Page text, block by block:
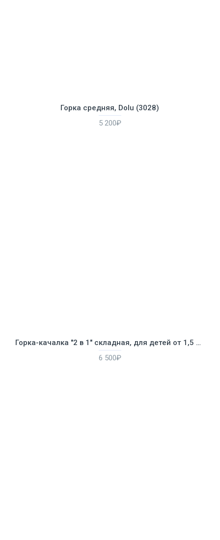
Горка средняя, Dolu (3028)
5 200₽
Горка-качалка "2 в 1" складная, для детей от 1,5 лет
6 500₽